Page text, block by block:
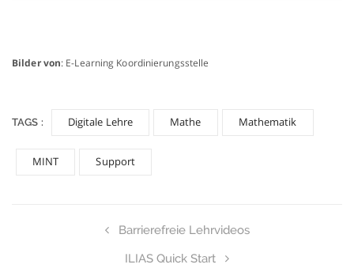
Bilder von: E-Learning Koordinierungsstelle
TAGS : Digitale Lehre Mathe Mathematik
MINT Support
Barrierefreie Lehrvideos
ILIAS Quick Start